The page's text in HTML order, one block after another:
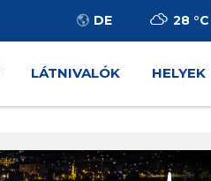
DE 28 °C
LÁTNIVALÓK HELYEK